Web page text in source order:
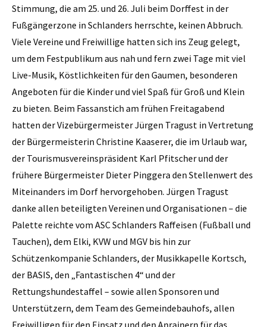
Stimmung, die am 25. und 26. Juli beim Dorffest in der
Fußgängerzone in Schlanders herrschte, keinen Abbruch.
Viele Vereine und Freiwillige hatten sich ins Zeug gelegt,
um dem Festpublikum aus nah und fern zwei Tage mit viel
Live-Musik, Köstlichkeiten für den Gaumen, besonderen
Angeboten für die Kinder und viel Spaß für Groß und Klein
zu bieten. Beim Fassanstich am frühen Freitagabend
hatten der Vizebürgermeister Jürgen Tragust in Vertretung
der Bürgermeisterin Christine Kaaserer, die im Urlaub war,
der Tourismusvereinspräsident Karl Pfitscher und der
frühere Bürgermeister Dieter Pinggera den Stellenwert des
Miteinanders im Dorf hervorgehoben. Jürgen Tragust
danke allen beteiligten Vereinen und Organisationen – die
Palette reichte vom ASC Schlanders Raffeisen (Fußball und
Tauchen), dem Elki, KVW und MGV bis hin zur
Schützenkompanie Schlanders, der Musikkapelle Kortsch,
der BASIS, den „Fantastischen 4“ und der
Rettungshundestaffel – sowie allen Sponsoren und
Unterstützern, dem Team des Gemeindebauhofs, allen
Freiwilligen für den Einsatz und den Anrainern für das